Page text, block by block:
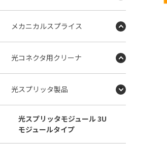
メカニカルスプライス
光コネクタ用クリーナ
光スプリッタ製品
光スプリッタモジュール 3U
モジュールタイプ